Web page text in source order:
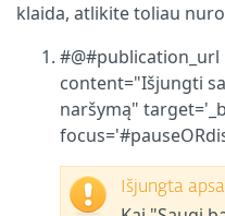
klaida, atlikite toliau
content="Išjungti
naršymą"
Išjungta